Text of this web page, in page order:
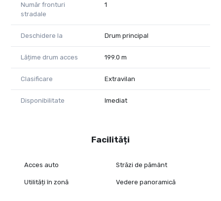
Număr fronturi
stradale
1
Deschidere la Drum principal
Lățime drum acces 199.0 m
Clasificare Extravilan
Disponibilitate Imediat
Facilități
Acces auto Străzi de pământ
Utilități în zonă Vedere panoramică